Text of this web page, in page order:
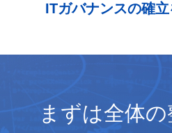
ITガバナンスの確立
まずは全体